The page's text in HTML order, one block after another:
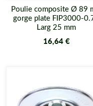
Poulie composite Ø 89
gorge plate FIP3000-
Larg 25 mm
16,64 €